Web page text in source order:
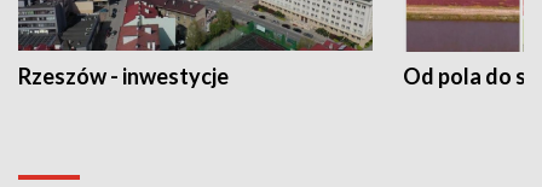
Rzeszów - inwestycje Od pola do